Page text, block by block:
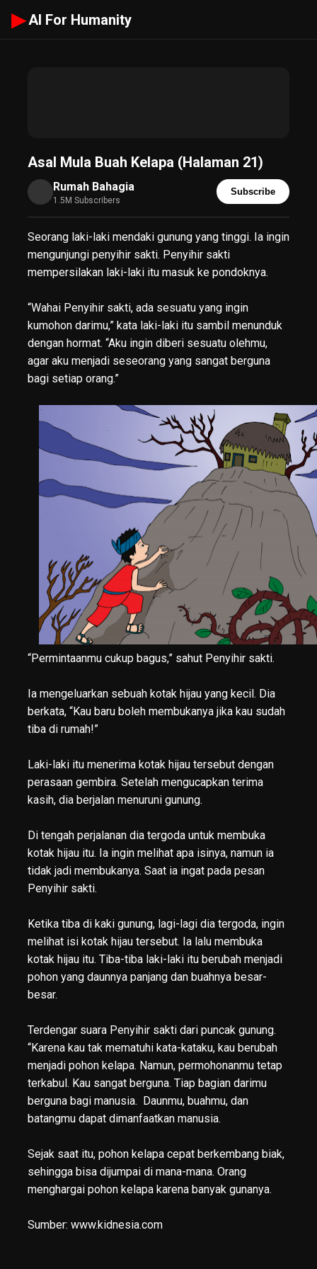
▶ AI For Humanity
Asal Mula Buah Kelapa (Halaman 21)
Rumah Bahagia
1.5M Subscribers
Subscribe
Seorang laki-laki mendaki gunung yang tinggi. Ia ingin
mengunjungi penyihir sakti. Penyihir sakti
mempersilakan laki-laki itu masuk ke pondoknya.
“Wahai Penyihir sakti, ada sesuatu yang ingin
kumohon darimu,” kata laki-laki itu sambil menunduk
dengan hormat. “Aku ingin diberi sesuatu olehmu,
agar aku menjadi seseorang yang sangat berguna
bagi setiap orang.”
“Permintaanmu cukup bagus,” sahut Penyihir sakti.
Ia mengeluarkan sebuah kotak hijau yang kecil. Dia
berkata, “Kau baru boleh membukanya jika kau sudah
tiba di rumah!”
Laki-laki itu menerima kotak hijau tersebut dengan
perasaan gembira. Setelah mengucapkan terima
kasih, dia berjalan menuruni gunung.
Di tengah perjalanan dia tergoda untuk membuka
kotak hijau itu. Ia ingin melihat apa isinya, namun ia
tidak jadi membukanya. Saat ia ingat pada pesan
Penyihir sakti.
Ketika tiba di kaki gunung, lagi-lagi dia tergoda, ingin
melihat isi kotak hijau tersebut. Ia lalu membuka
kotak hijau itu. Tiba-tiba laki-laki itu berubah menjadi
pohon yang daunnya panjang dan buahnya besar-
besar.
Terdengar suara Penyihir sakti dari puncak gunung.
“Karena kau tak mematuhi kata-kataku, kau berubah
menjadi pohon kelapa. Namun, permohonanmu tetap
terkabul. Kau sangat berguna. Tiap bagian darimu
berguna bagi manusia. Daunmu, buahmu, dan
batangmu dapat dimanfaatkan manusia.
Sejak saat itu, pohon kelapa cepat berkembang biak,
sehingga bisa dijumpai di mana-mana. Orang
menghargai pohon kelapa karena banyak gunanya.
Sumber: www.kidnesia.com